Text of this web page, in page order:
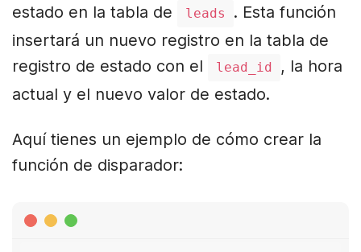
estado en la tabla de
leads
. Esta función
insertará un nuevo registro en la tabla de
registro de estado con el
lead_id
, la hora
actual y el nuevo valor de estado.
Aquí tienes un ejemplo de cómo crear la
función de disparador: